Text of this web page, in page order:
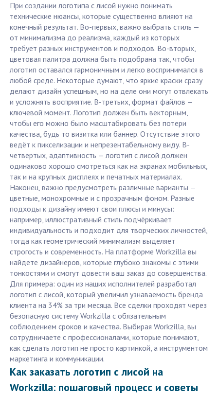
При создании логотипа с лисой нужно понимать
технические нюансы, которые существенно влияют на
конечный результат. Во-первых, важно выбрать стиль —
от минимализма до реализма, каждый из которых
требует разных инструментов и подходов. Во-вторых,
цветовая палитра должна быть подобрана так, чтобы
логотип оставался гармоничным и легко воспринимался в
любой среде. Некоторые думают, что яркие краски сразу
делают дизайн успешным, но на деле они могут отвлекать
и усложнять восприятие. В-третьих, формат файлов —
ключевой момент. Логотип должен быть векторным,
чтобы его можно было масштабировать без потери
качества, будь то визитка или баннер. Отсутствие этого
ведёт к пикселизации и непрезентабельному виду. В-
четвёртых, адаптивность — логотип с лисой должен
одинаково хорошо смотреться как на экранах мобильных,
так и на крупных дисплеях и печатных материалах.
Наконец, важно предусмотреть различные варианты —
цветные, монохромные и с прозрачным фоном. Разные
подходы к дизайну имеют свои плюсы и минусы:
например, иллюстративный стиль подчёркивает
индивидуальность и подходит для творческих личностей,
тогда как геометрический минимализм выделяет
строгость и современность. На платформе Workzilla вы
найдете дизайнеров, которые глубоко знакомы с этими
тонкостями и смогут довести ваш заказ до совершенства.
Для примера: один из наших исполнителей разработал
логотип с лисой, который увеличил узнаваемость бренда
клиента на 34% за три месяца. Все сделки проходят через
безопасную систему Workzilla с обязательным
соблюдением сроков и качества. Выбирая Workzilla, вы
сотрудничаете с профессионалами, которые понимают,
как сделать логотип не просто картинкой, а инструментом
маркетинга и коммуникации.
Как заказать логотип с лисой на
Workzilla: пошаговый процесс и советы